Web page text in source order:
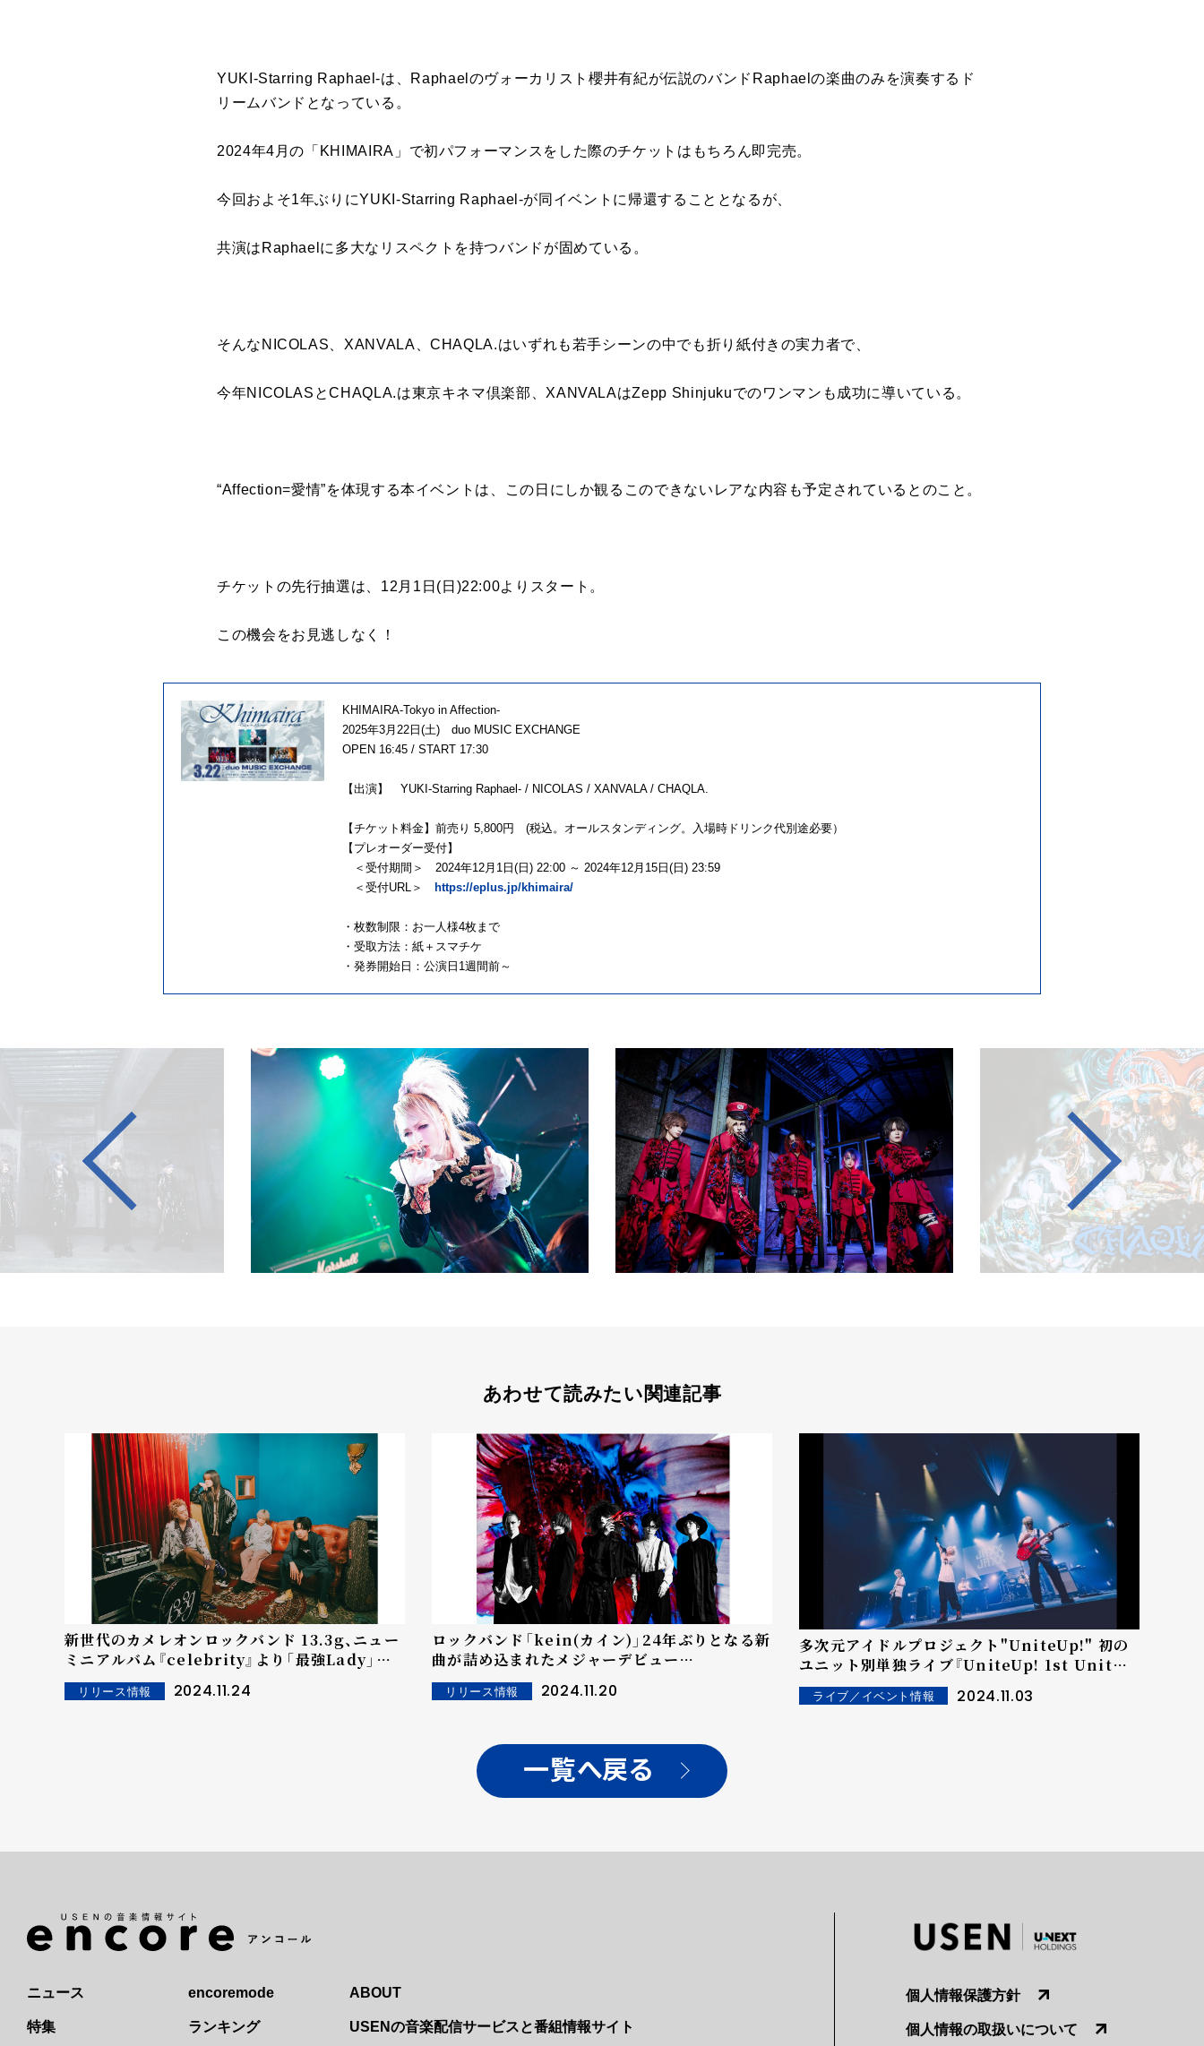
YUKI-Starring Raphael-は、Raphaelのヴォーカリスト櫻井有紀が伝説のバンドRaphaelの楽曲のみを演奏するド
リームバンドとなっている。
2024年4月の「KHIMAIRA」で初パフォーマンスをした際のチケットはもちろん即完売。
今回およそ1年ぶりにYUKI-Starring Raphael-が同イベントに帰還することとなるが、
共演はRaphaelに多大なリスペクトを持つバンドが固めている。
そんなNICOLAS、XANVALA、CHAQLA.はいずれも若手シーンの中でも折り紙付きの実力者で、
今年NICOLASとCHAQLA.は東京キネマ倶楽部、XANVALAはZepp Shinjukuでのワンマンも成功に導いている。
“Affection=愛情”を体現する本イベントは、この日にしか観るこのできないレアな内容も予定されているとのこと。
チケットの先行抽選は、12月1日(日)22:00よりスタート。
この機会をお見逃しなく！
KHIMAIRA-Tokyo in Affection-
2025年3月22日(土) duo MUSIC EXCHANGE
OPEN 16:45 / START 17:30
【出演】 YUKI-Starring Raphael- / NICOLAS / XANVALA / CHAQLA.
【チケット料金】前売り 5,800円 (税込。オールスタンディング。入場時ドリンク代別途必要）
【プレオーダー受付】
＜受付期間＞ 2024年12月1日(日) 22:00 ～ 2024年12月15日(日) 23:59
＜受付URL＞
https://eplus.jp/khimaira/
・枚数制限：お一人様4枚まで
・受取方法：紙＋スマチケ
・発券開始日：公演日1週間前～
あわせて読みたい関連記事
新世代のカメレオンロックバンド 13.3g、ニュー
ミニアルバム『celebrity』より「最強Lady」の
ミュージックビデオが解禁！
リリース情報 2024.11.24
ロックバンド「kein(カイン)」24年ぶりとなる新
曲が詰め込まれたメジャーデビュー
EP『PARADOXON DOLORIS』本日発売&配信
開始！
リリース情報 2024.11.20
多次元アイドルプロジェクト"UniteUp!" 初の
ユニット別単独ライブ『UniteUp! 1st Unit
LIVE』がスタート トップバッターとして、
JAXX/JAXXがバンドアイドルとしての真骨頂を
ライブ／イベント情報 2024.11.03
一覧へ戻る
ニュース
特集
encoremode
ランキング
ABOUT
USENの音楽配信サービスと番組情報サイト
個人情報保護方針
個人情報の取扱いについて